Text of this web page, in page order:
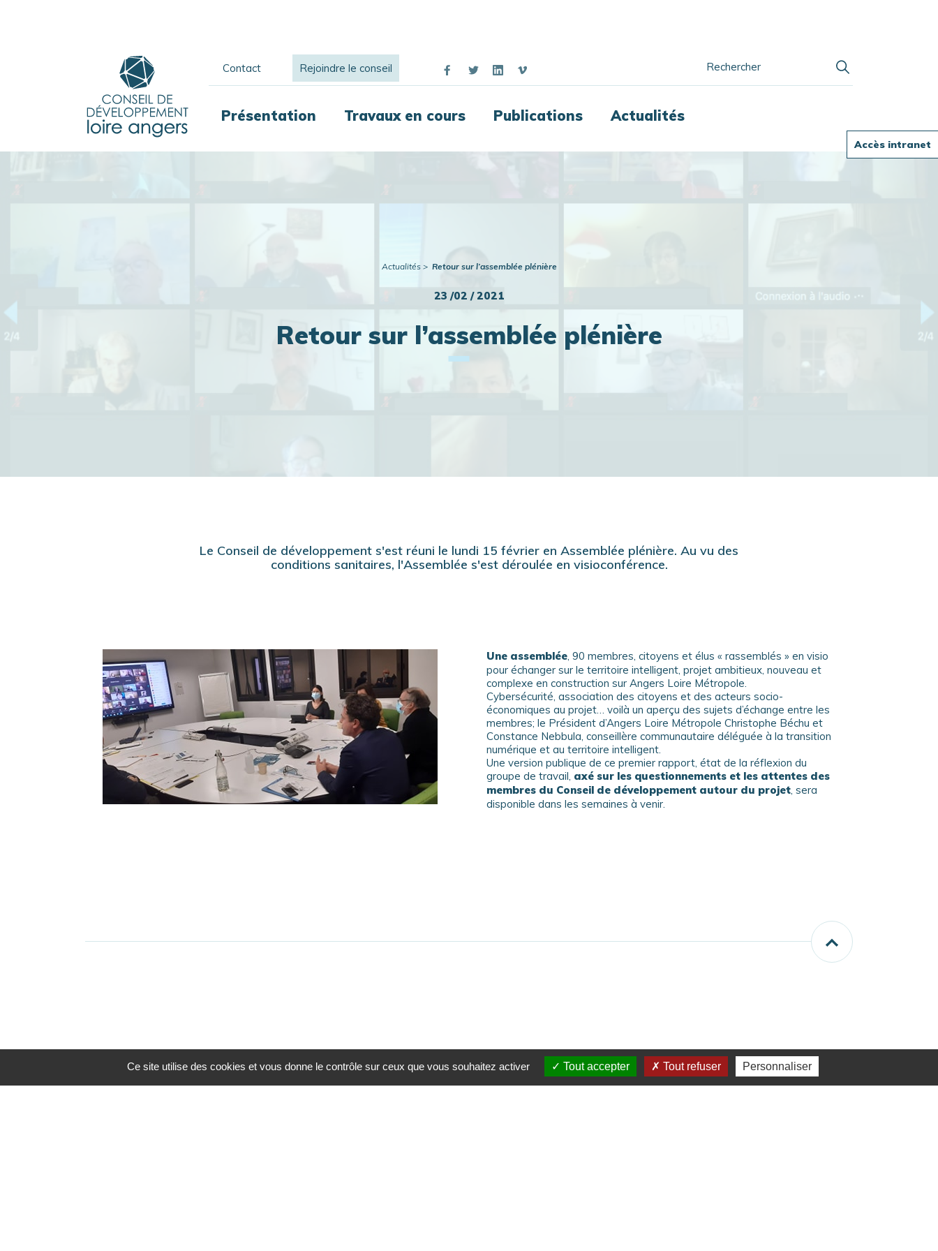
Contact
Accès intranet
Rejoindre le conseil
Présentation Travaux en cours Publications Actualités
Actualités Retour sur l’assemblée plénière
23 /02 / 2021
Retour sur l’assemblée plénière
Le Conseil de développement s'est réuni le lundi 15 février en Assemblée plénière. Au vu des
conditions sanitaires, l'Assemblée s'est déroulée en visioconférence.
Une assemblée, 90 membres, citoyens et élus « rassemblés » en visio
pour échanger sur le territoire intelligent, projet ambitieux, nouveau et
complexe en construction sur Angers Loire Métropole.
Cybersécurité, association des citoyens et des acteurs socio-
économiques au projet… voilà un aperçu des sujets d’échange entre les
membres; le Président d’Angers Loire Métropole Christophe Béchu et
Constance Nebbula, conseillère communautaire déléguée à la transition
numérique et au territoire intelligent.
Une version publique de ce premier rapport, état de la réflexion du
groupe de travail, axé sur les questionnements et les attentes des
membres du Conseil de développement autour du projet, sera
disponible dans les semaines à venir.
Ce site utilise des cookies et vous donne le contrôle sur ceux que vous souhaitez activer Tout accepter Tout refuser Personnaliser